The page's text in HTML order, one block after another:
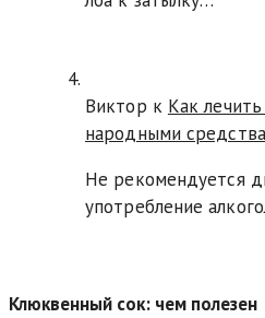
Виктор к Как
народными
Не рекомендуется
употребление
Клюквенный сок: чем полезен